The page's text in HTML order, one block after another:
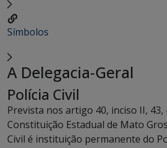
Símbolos
A Delegacia-Geral
Polícia Civil
Prevista nos artigo 40, inciso II, 43,
Constituição Estadual de Mato
Civil é instituição permanente do